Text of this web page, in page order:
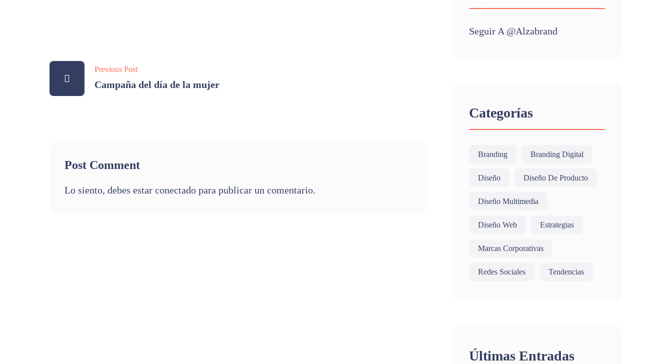
Previous Post
Campaña del día de la mujer
Post Comment
Lo siento, debes estar conectado para publicar un comentario.
Seguir A @alzabrand
Categorías
Branding Branding Digital
Diseño Diseño De Producto
Diseño Multimedia
Diseño Web Estrategias
Marcas Corporativas
Redes Sociales Tendencias
Últimas Entradas